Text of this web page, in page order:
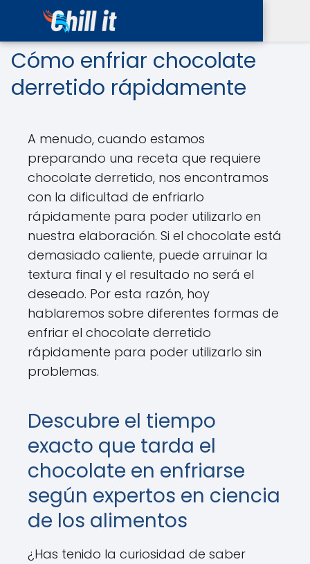
Cómo enfriar chocolate
derretido rápidamente
A menudo, cuando estamos
preparando una receta que requiere
chocolate derretido, nos encontramos
con la dificultad de enfriarlo
rápidamente para poder utilizarlo en
nuestra elaboración. Si el chocolate está
demasiado caliente, puede arruinar la
textura final y el resultado no será el
deseado. Por esta razón, hoy
hablaremos sobre diferentes formas de
enfriar el chocolate derretido
rápidamente para poder utilizarlo sin
problemas.
Descubre el tiempo
exacto que tarda el
chocolate en enfriarse
según expertos en ciencia
de los alimentos
¿Has tenido la curiosidad de saber